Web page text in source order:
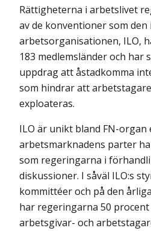
Rättigheterna i arbetslivet
av de konventioner som
arbetsorganisationen, ILO,
183 medlemsländer och har
uppdrag att åstadkomma
som hindrar att
exploateras.
ILO är unikt bland FN-organ
arbetsmarknadens parter
som regeringarna i
diskussioner. I såväl ILO:s
kommittéer och på den
har regeringarna 50
arbetsgivar- och